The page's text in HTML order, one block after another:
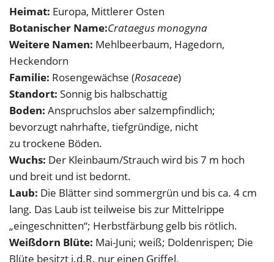
Heimat: Europa, Mittlerer Osten
Botanischer Name:Crataegus monogyna
Weitere Namen: Mehlbeerbaum, Hagedorn,
Heckendorn
Familie: Rosengewächse (Rosaceae)
Standort: Sonnig bis halbschattig
Boden: Anspruchslos aber salzempfindlich;
bevorzugt nahrhafte, tiefgründige, nicht
zu trockene Böden.
Wuchs: Der Kleinbaum/Strauch wird bis 7 m hoch
und breit und ist bedornt.
Laub: Die Blätter sind sommergrün und bis ca. 4 cm
lang. Das Laub ist teilweise bis zur Mittelrippe
„eingeschnitten“; Herbstfärbung gelb bis rötlich.
Weißdorn Blüte: Mai-Juni; weiß; Doldenrispen; Die
Blüte besitzt i.d.R. nur einen Griffel.